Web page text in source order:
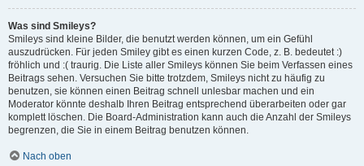
Was sind Smileys?
Smileys sind kleine Bilder, die benutzt werden können, um ein Gefühl
auszudrücken. Für jeden Smiley gibt es einen kurzen Code, z. B. bedeutet :)
fröhlich und :( traurig. Die Liste aller Smileys können Sie beim Verfassen eines
Beitrags sehen. Versuchen Sie bitte trotzdem, Smileys nicht zu häufig zu
benutzen, sie können einen Beitrag schnell unlesbar machen und ein
Moderator könnte deshalb Ihren Beitrag entsprechend überarbeiten oder gar
komplett löschen. Die Board-Administration kann auch die Anzahl der Smileys
begrenzen, die Sie in einem Beitrag benutzen können.
Nach oben